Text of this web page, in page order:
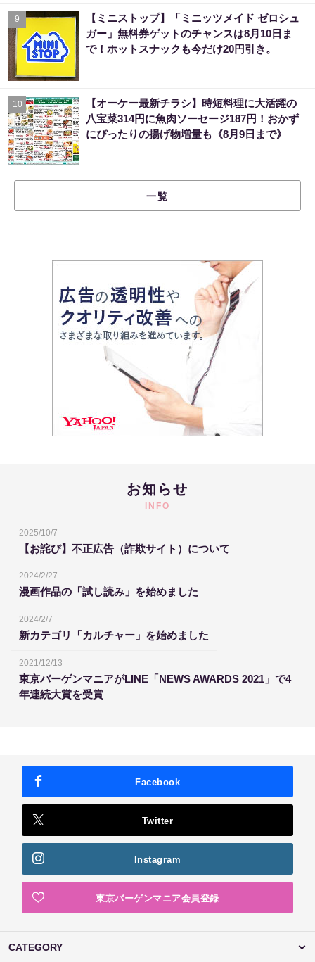
9
【ミニストップ】「ミニッツメイド ゼロシュ
ガー」無料券ゲットのチャンスは8月10日ま
で！ホットスナックも今だけ20円引き。
10
【オーケー最新チラシ】時短料理に大活躍の
八宝菜314円に魚肉ソーセージ187円！おかず
にぴったりの揚げ物増量も《8月9日まで》
一覧
お知らせ
INFO
2025/10/7
【お詫び】不正広告（詐欺サイト）について
2024/2/27
漫画作品の「試し読み」を始めました
2024/2/7
新カテゴリ「カルチャー」を始めました
2021/12/13
東京バーゲンマニアがLINE「NEWS AWARDS 2021」で4
年連続大賞を受賞
Facebook
Twitter
Instagram
東京バーゲンマニア会員登録
CATEGORY